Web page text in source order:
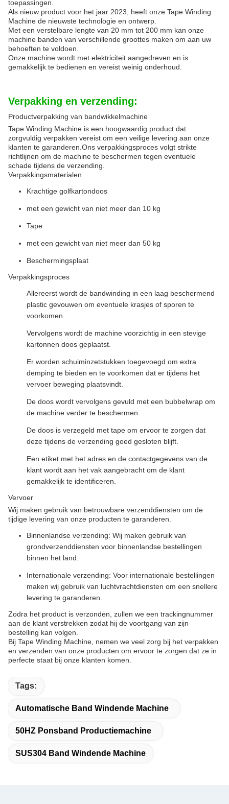
toepassingen.
Als nieuw product voor het jaar 2023, heeft onze Tape Winding
Machine de nieuwste technologie en ontwerp.
Met een verstelbare lengte van 20 mm tot 200 mm kan onze
machine banden van verschillende groottes maken om aan uw
behoeften te voldoen.
Onze machine wordt met elektriciteit aangedreven en is
gemakkelijk te bedienen en vereist weinig onderhoud.
Verpakking en verzending:
Productverpakking van bandwikkelmachine
Tape Winding Machine is een hoogwaardig product dat
zorgvuldig verpakken vereist om een veilige levering aan onze
klanten te garanderen.Ons verpakkingsproces volgt strikte
richtlijnen om de machine te beschermen tegen eventuele
schade tijdens de verzending.
Verpakkingsmaterialen
Krachtige golfkartondoos
met een gewicht van niet meer dan 10 kg
Tape
met een gewicht van niet meer dan 50 kg
Beschermingsplaat
Verpakkingsproces
Allereerst wordt de bandwinding in een laag beschermend
plastic gevouwen om eventuele krasjes of sporen te
voorkomen.
Vervolgens wordt de machine voorzichtig in een stevige
kartonnen doos geplaatst.
Er worden schuiminzetstukken toegevoegd om extra
demping te bieden en te voorkomen dat er tijdens het
vervoer beweging plaatsvindt.
De doos wordt vervolgens gevuld met een bubbelwrap om
de machine verder te beschermen.
De doos is verzegeld met tape om ervoor te zorgen dat
deze tijdens de verzending goed gesloten blijft.
Een etiket met het adres en de contactgegevens van de
klant wordt aan het vak aangebracht om de klant
gemakkelijk te identificeren.
Vervoer
Wij maken gebruik van betrouwbare verzenddiensten om de
tijdige levering van onze producten te garanderen.
Binnenlandse verzending: Wij maken gebruik van
grondverzenddiensten voor binnenlandse bestellingen
binnen het land.
Internationale verzending: Voor internationale bestellingen
maken wij gebruik van luchtvrachtdiensten om een snellere
levering te garanderen.
Zodra het product is verzonden, zullen we een trackingnummer
aan de klant verstrekken zodat hij de voortgang van zijn
bestelling kan volgen.
Bij Tape Winding Machine, nemen we veel zorg bij het verpakken
en verzenden van onze producten om ervoor te zorgen dat ze in
perfecte staat bij onze klanten komen.
Tags:
Automatische Band Windende Machine
50HZ Ponsband Productiemachine
SUS304 Band Windende Machine